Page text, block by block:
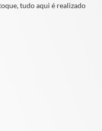
tudo aqui é realizado